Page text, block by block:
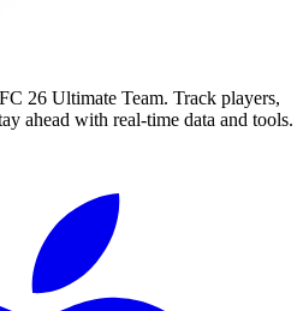
26 Ultimate Team. Track players,
ahead with real-time data and tools.